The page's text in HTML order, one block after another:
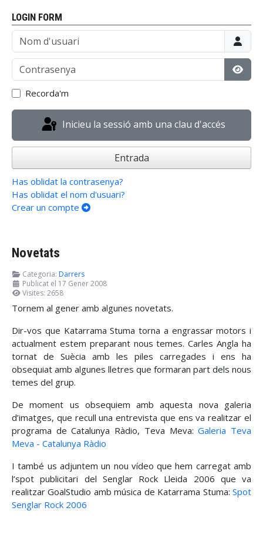
LOGIN FORM
Nom d'usuari
Contrasenya
Recorda'm
Inicieu la sessió amb una clau d'accés
Entrada
Has oblidat la contrasenya?
Has oblidat el nom d'usuari?
Crear un compte
Novetats
Categoria: Darrers
Publicat el 17 Gener 2008
Visites: 2658
Tornem al gener amb algunes novetats.
Dir-vos que Katarrama Stuma torna a engrassar motors i
actualment estem preparant nous temes. Carles Angla ha
tornat de Suècia amb les piles carregades i ens ha
obsequiat amb algunes lletres que formaran part dels nous
temes del grup.
De moment us obsequiem amb aquesta nova galeria
d’imatges, que recull una entrevista que ens va realitzar el
programa de Catalunya Ràdio, Teva Meva:Galeria Teva
Meva - Catalunya Ràdio
I també us adjuntem un nou vídeo que hem carregat amb
l’spot publicitari del Senglar Rock Lleida 2006 que va
realitzar GoalStudio amb música de Katarrama Stuma: Spot
Senglar Rock 2006